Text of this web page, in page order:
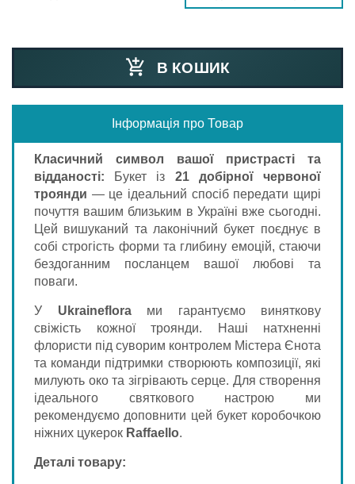
В КОШИК
Інформація про Товар
Класичний символ вашої пристрасті та
відданості: Букет із 21 добірної червоної
троянди — це ідеальний спосіб передати щирі
почуття вашим близьким в Україні вже сьогодні.
Цей вишуканий та лаконічний букет поєднує в
собі строгість форми та глибину емоцій, стаючи
бездоганним посланцем вашої любові та
поваги.
У Ukrainefloraми гарантуємо виняткову
свіжість кожної троянди. Наші натхненні
флористи під суворим контролем Містера Єнота
та команди підтримки створюють композиції, які
милують око та зігрівають серце. Для створення
ідеального святкового настрою ми
рекомендуємо доповнити цей букет коробочкою
ніжних цукерок Raffaello.
Деталі товару: